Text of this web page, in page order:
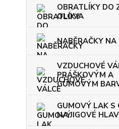
OBRATLÍKY DO
OLOVA
NABĚRAČKY NA
VZDUCHOVÉ
PRÁŠKOVÝM A
GUMOVÝM
GUMOVÝ LAK S
NA JIGOVÉ